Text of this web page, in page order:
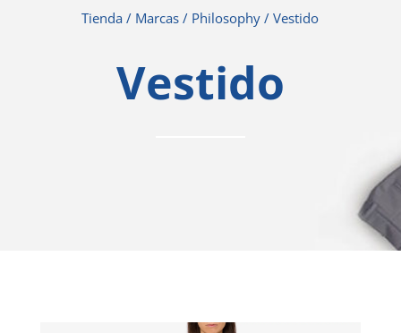
Tienda / Marcas / Philosophy / Vestido
Vestido